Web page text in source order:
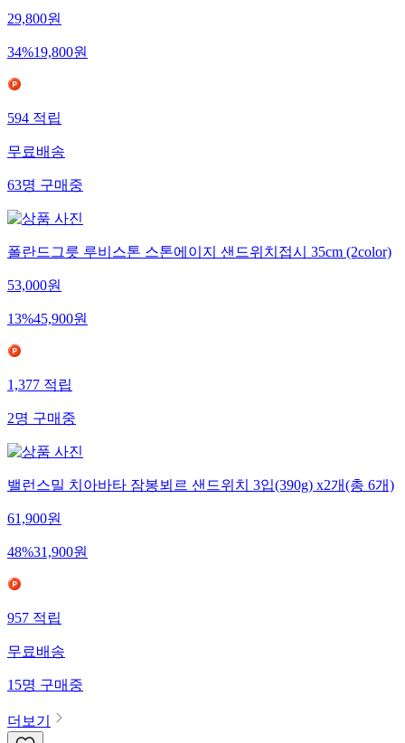
29,800원
34%19,800원
594적립
무료배송
63명구매중
폴란드그릇 루비스톤 스톤에이지 샌드위치접시 35cm (2color)
53,000원
13%45,900원
1,377적립
2명구매중
밸런스밀 치아바타 잠봉뵈르 샌드위치 3입(390g) x2개(총 6개)
61,900원
48%31,900원
957적립
무료배송
15명구매중
더보기